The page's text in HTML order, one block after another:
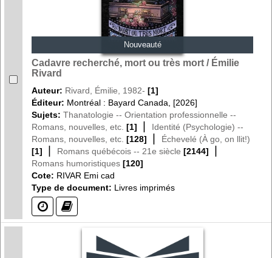
Nouveauté
Cadavre recherché, mort ou très mort / Émilie
Rivard
Auteur: Rivard, Émilie, 1982- [1]
Éditeur: Montréal : Bayard Canada, [2026]
Sujets: Thanatologie -- Orientation professionnelle --
Romans, nouvelles, etc. [1] |
Identité (Psychologie) --
Romans, nouvelles, etc. [128] |
Échevelé (À go, on llit!)
[1]
| Romans québécois -- 21e siècle [2144] |
Romans humoristiques [120]
Cote: RIVAR Emi cad
Type de document: Livres imprimés
(?) (?)